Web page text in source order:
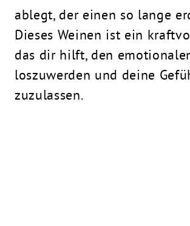
ablegt, der einen so lange
Dieses Weinen ist ein
das dir hilft, den
loszuwerden und deine
zuzulassen.